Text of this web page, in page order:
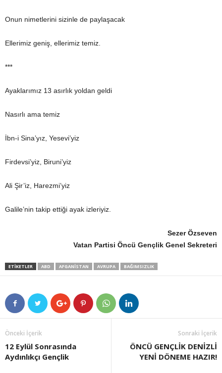
Onun nimetlerini sizinle de paylaşacak
Ellerimiz geniş, ellerimiz temiz.
***
Ayaklarımız 13 asırlık yoldan geldi
Nasırlı ama temiz
İbn-i Sina’yız, Yesevi’yiz
Firdevsi’yiz, Biruni’yiz
Ali Şir’iz, Harezmi’yiz
Galile’nin takip ettiği ayak izleriyiz.
Sezer Özseven
Vatan Partisi Öncü Gençlik Genel Sekreteri
ETIKETLER ABD AFGANISTAN AVRUPA BAĞIMSIZLIK
Önceki İçerik
12 Eylül Sonrasında
Aydınlıkçı Gençlik
Sonraki İçerik
ÖNCÜ GENÇLİK DENİZLİ
YENİ DÖNEME HAZIR!